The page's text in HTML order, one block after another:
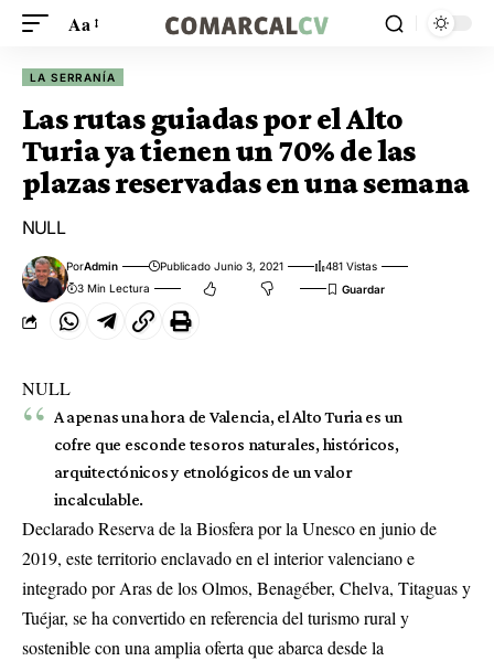
Aa
LA SERRANÍA
Las rutas guiadas por el Alto
Turia ya tienen un 70% de las
plazas reservadas en una semana
NULL
PorAdmin Publicado Junio 3, 2021
481 Vistas
3 Min Lectura
NULL
A apenas una hora de Valencia, el Alto Turia es un
cofre que esconde tesoros naturales, históricos,
arquitectónicos y etnológicos de un valor
incalculable.
Declarado Reserva de la Biosfera por la Unesco en junio de
2019, este territorio enclavado en el interior valenciano e
integrado por Aras de los Olmos, Benagéber, Chelva, Titaguas y
Tuéjar, se ha convertido en referencia del turismo rural y
sostenible con una amplia oferta que abarca desde la